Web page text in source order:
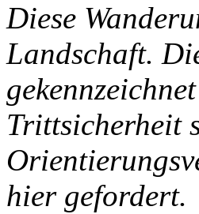
Diese
Landschaft.
Trittsicherheit
hier gefordert.